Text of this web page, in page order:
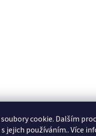
cookie. Dalším
jejich používáním.. Více